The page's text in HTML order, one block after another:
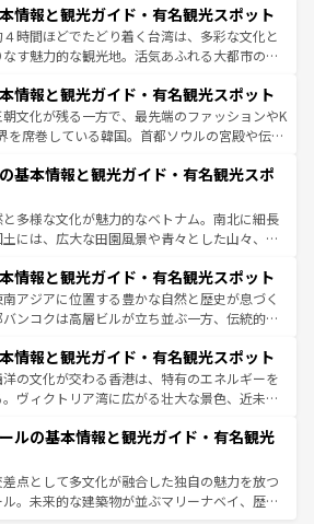
いローカルフードやハワイアンミュージッ
フラダンスなど、すべてがハワイの魅力を彩
れるたびに新しい発見と感動が待っているハ
一覧を参照してほしい。
大陸中央部にそびえるウルル（エアーズロッ
ニアの美しい原生林やケアンズの熱帯雨林な
がたくさん。また、カフェやワイン、オージ
ィビティも充実しており、サーフィンやダイ
キングなど、アウトドア好きにはたまらな
ラリアの多彩な魅力を存分に味わいつくそ
い。
情報と観光ガイド・有名観光スポット
時間ほどでたどり着く台湾は、多彩な文化と
す魅力的な観光地。活気あふれる大都市の台
な山岳地帯である台湾東部など、都市の喧騒
さが共存しており、訪れる人に新しい発見と
してくれる。また、奥深い台湾の食文化も魅
評判のスイーツなど、バラエティ豊かな料理
。
情報と観光ガイド・有名観光スポット
文化が残る一方で、最先端のファッションやK
を席巻している韓国。首都ソウルの宮殿や伝統
を延ばせば四季折々の自然美を楽しむことが
て、キムチや焼肉、絶品のストリートフード
ざまな韓国料理が待っている。夜には、韓国な
イトライフも堪能できる。あたたかいホスピタ
わってみてほしい。 なお、新着の韓国情報はコンテンツ一
てほしい。
基本情報と観光ガイド・有名観光スポ
多様な文化が魅力的なベトナム。南北に細長
土には、広大な田園風景や青々とした山々、世
共に伝統が息づく。ハノイの古い町並みやホ
フランス統治時代の建物も、独特の雰囲気を
る。また、バラエティの豊かさとおいしさで
やバインミー、ベトナムコーヒーなどは、ぜ
いたい。どの地域を訪れてもあたたかい人々
えてくれるので、きっと忘れられない旅にな
しい。
情報と観光ガイド・有名観光スポット
アジアに位置する豊かな自然と歴史が息づく
ンコクは高層ビルが立ち並ぶ一方、伝統的な
している。北部ではチェンマイなどの山岳地
れ合い、南部ではプーケットやクラビの美し
ゾート気分を楽しむことができる。タイ料理
は一年中温暖で、どの季節にも異なる楽しみ
。親しみやすいタイの人々、仏教を中心とし
て多様な観光資源が、訪れる旅人を魅了し続
なお、新着のタイ情報はコンテンツ一覧を参照して
情報と観光ガイド・有名観光スポット
の文化が交わる香港は、特有のエネルギーを
ヴィクトリア湾に広がる壮大な景色、近未来
れても感動するはず。観光スポットが密集し
よく見どころを回れるのも魅力。息をのむよ
文化的な体験まで、香港を存分に楽しみ尽く
なお、新着の香港情報はコンテンツ一覧を参照して
ルの基本情報と観光ガイド・有名観光
点として多文化が融合した独自の魅力を放つ
。未来的な建築物が並ぶマリーナベイ、歴史